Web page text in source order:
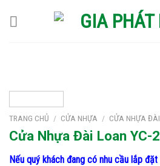
TRANG CHỦ / CỬA NHỰA / CỬA NHỰA
Cửa Nhựa Đài Loan YC-
Nếu quý khách đang có nhu cầu lắp